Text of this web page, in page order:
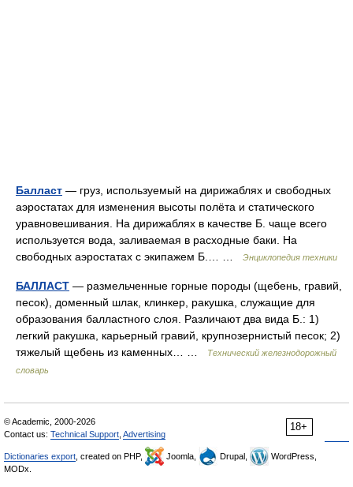
Балласт — груз, используемый на дирижаблях и свободных
аэростатах для изменения высоты полёта и статического
уравновешивания. На дирижаблях в качестве Б. чаще всего
используется вода, заливаемая в расходные баки. На
свободных аэростатах с экипажем Б.… …
Энциклопедия техники
БАЛЛАСТ — размельченные горные породы (щебень, гравий,
песок), доменный шлак, клинкер, ракушка, служащие для
образования балластного слоя. Различают два вида Б.: 1)
легкий ракушка, карьерный гравий, крупнозернистый песок; 2)
тяжелый щебень из каменных… …
Технический железнодорожный
словарь
18+
© Academic, 2000-2026
Contact us: Technical Support Advertising
Dictionaries export , created on PHP, Joomla, Drupal,
WordPress,
MODx.